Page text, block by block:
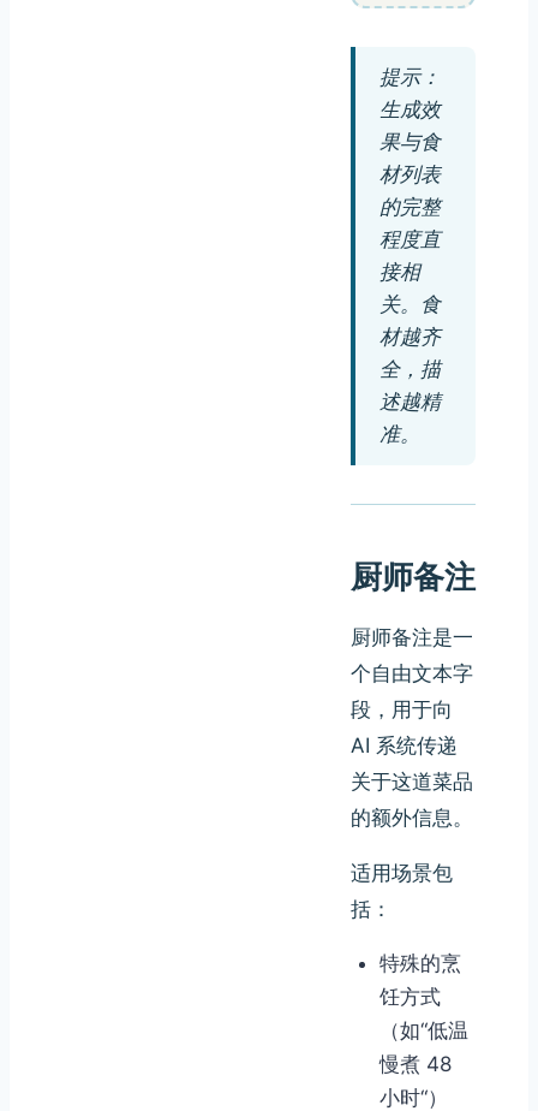
提示：
生成效
果与食
材列表
的完整
程度直
接相
关。食
材越齐
全，描
述越精
准。
厨师备注
厨师备注是一
个自由文本字
段，用于向
AI 系统传递
关于这道菜品
的额外信息。
适用场景包
括：
特殊的烹
饪方式
（如“低温
慢煮 48
小时“）